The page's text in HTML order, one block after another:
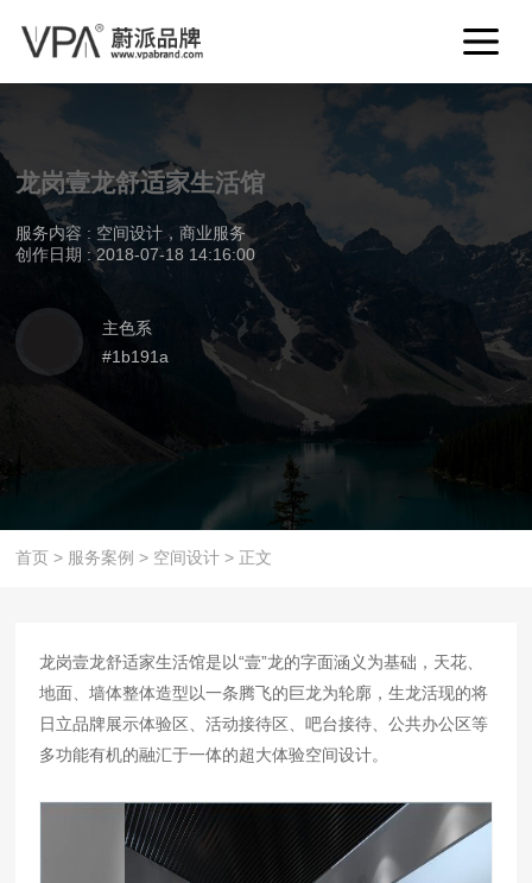
龙岗壹龙舒适家生活馆
服务内容 : 空间设计，商业服务
创作日期 : 2018-07-18 14:16:00
主色系
#1b191a
首页 > 服务案例 > 空间设计 > 正文
龙岗壹龙舒适家生活馆是以“壹”龙的字面涵义为基础，天花、
地面、墙体整体造型以一条腾飞的巨龙为轮廓，生龙活现的将
日立品牌展示体验区、活动接待区、吧台接待、公共办公区等
多功能有机的融汇于一体的超大体验空间设计。